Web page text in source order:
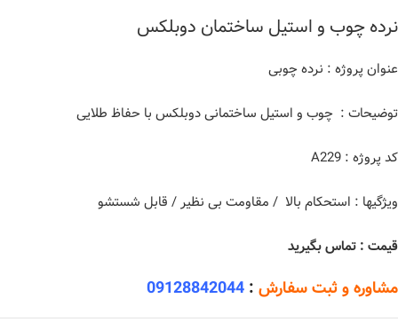
نرده چوب و استیل ساختمان دوبلکس
عنوان پروژه : نرده چوبی
توضیحات : چوب و استیل ساختمانی دوبلکس با حفاظ طلایی
کد پروژه : A229
ویژگیها : استحکام بالا / مقاومت بی نظیر / قابل شستشو
قیمت : تماس بگیرید
مشاوره و ثبت سفارش :
09128842044